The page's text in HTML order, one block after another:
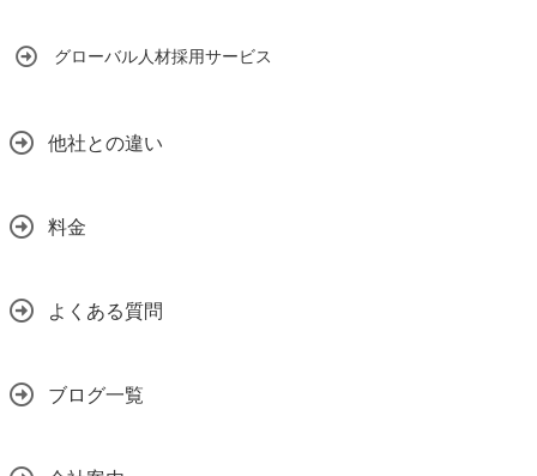
グローバル人材採用サービス
他社との違い
料金
よくある質問
ブログ一覧